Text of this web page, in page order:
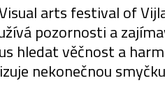
arts festival of
pozornosti a
hledat věčnost a
nekonečnou